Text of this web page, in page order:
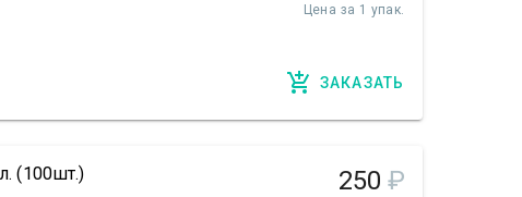
Цена за 1 упак.
ЗАКАЗАТЬ
(100шт.) 250 ₽